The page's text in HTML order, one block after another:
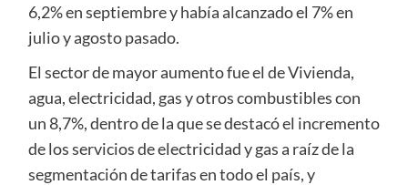
6,2% en septiembre y había alcanzado el 7% en
julio y agosto pasado.
El sector de mayor aumento fue el de Vivienda,
agua, electricidad, gas y otros combustibles con
un 8,7%, dentro de la que se destacó el incremento
de los servicios de electricidad y gas a raíz de la
segmentación de tarifas en todo el país, y